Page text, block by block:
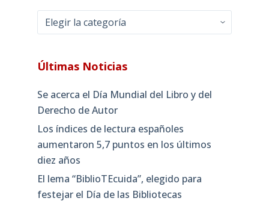
Categorías
Últimas Noticias
Se acerca el Día Mundial del Libro y del
Derecho de Autor
Los índices de lectura españoles
aumentaron 5,7 puntos en los últimos
diez años
El lema “BiblioTEcuida”, elegido para
festejar el Día de las Bibliotecas